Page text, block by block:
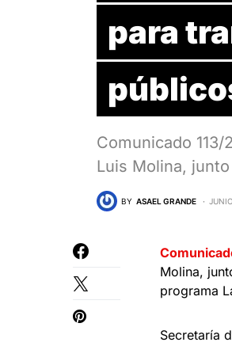
para
Comunicado
Luis Molina,
BY ASAEL GRANDE
Molina,
programa
Secretaría